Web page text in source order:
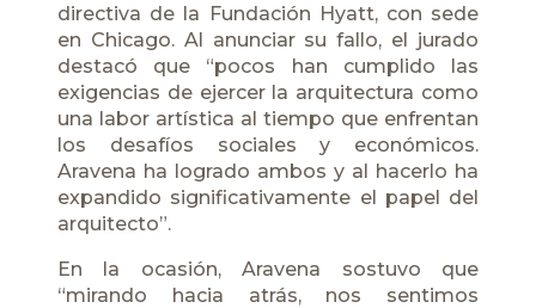
directiva de la Fundación Hyatt, con sede
en Chicago. Al anunciar su fallo, el jurado
destacó que “pocos han cumplido las
exigencias de ejercer la arquitectura como
una labor artística al tiempo que enfrentan
los desafíos sociales y económicos.
Aravena ha logrado ambos y al hacerlo ha
expandido significativamente el papel del
arquitecto”.
En la ocasión, Aravena sostuvo que
“mirando hacia atrás, nos sentimos